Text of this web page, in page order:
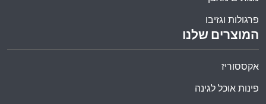
המוצרים שלנו
אקססוריז
פינות אוכל לגינה
פרגולות וגזיבו